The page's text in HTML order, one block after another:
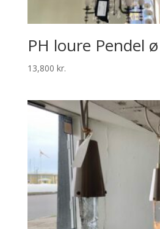
PH loure Pendel
13,800 kr.